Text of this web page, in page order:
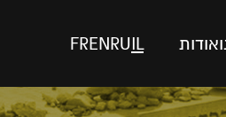
אודות IL
RU
EN
FR